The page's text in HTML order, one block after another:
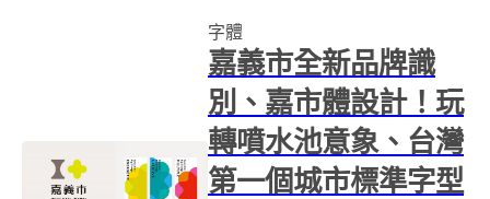
GOODBOY」識別系統，以招牌
帶骨肉排風...
字體
嘉義市全新品牌識
別、嘉市體設計！玩
轉噴水池意象、台灣
第一個城市標準字型